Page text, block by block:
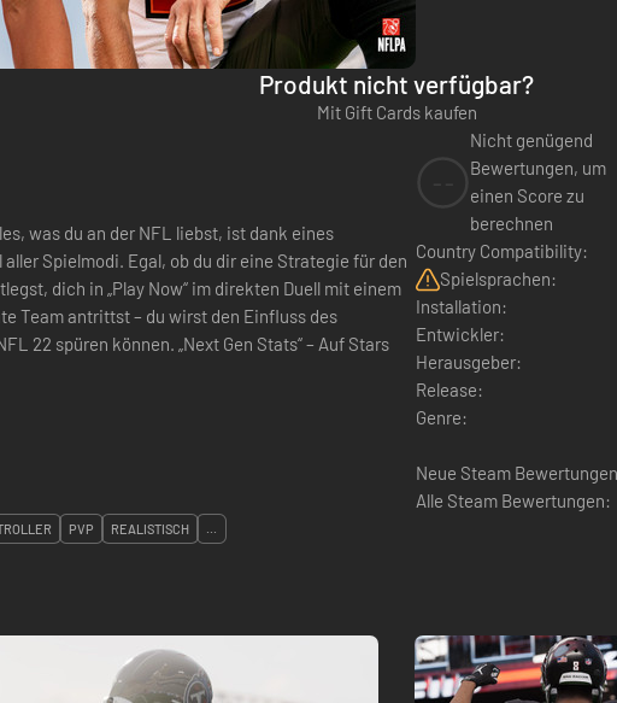
Produkt nicht verfügbar?
Mit Gift Cards kaufen
was du an der NFL liebst, ist dank eines
dir eine Strategie für den
dich in „Play Now“ im direkten Duell mit einem
Team antrittst – du wirst den Einfluss des
„Next Gen Stats“ – Auf Stars
Nicht genügend
Bewertungen, um
einen Score zu
berechnen
Country Compatibility:
Spielsprachen:
Installation:
Entwickler:
Herausgeber:
Release:
Genre:
Neue Steam
Alle Steam Bewertungen:
PVP REALISTISCH ...